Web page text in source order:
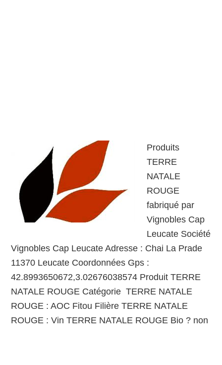
Produits
TERRE
NATALE
ROUGE
fabriqué par
Vignobles Cap
Leucate Société
Vignobles Cap Leucate Adresse : Chai La Prade
11370 Leucate Coordonnées Gps :
42.8993650672,3.02676038574 Produit TERRE
NATALE ROUGE Catégorie TERRE NATALE
ROUGE : AOC Fitou Filière TERRE NATALE
ROUGE : Vin TERRE NATALE ROUGE Bio ? non